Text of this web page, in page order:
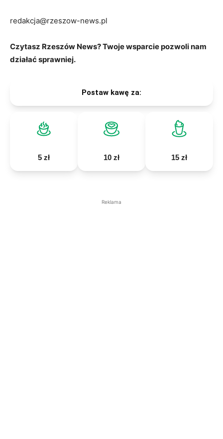
redakcja@rzeszow-news.pl
Czytasz Rzeszów News? Twoje wsparcie pozwoli nam
działać sprawniej.
Postaw kawę za:
5 zł 10 zł 15 zł
Reklama